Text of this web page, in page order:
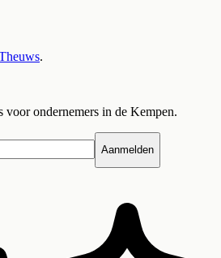
.
ondernemers in de Kempen.
Aanmelden